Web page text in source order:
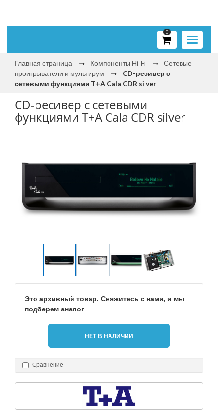
Toggle
0
Главная страница Компоненты Hi‑Fi
Сетевые
проигрыватели и мультирум
CD-ресивер с
сетевыми функциями T+A Cala CDR silver
CD-ресивер с сетевыми
функциями T+A Cala CDR silver
Это архивный товар. Свяжитесь с нами, и мы
подберем аналог
НЕТ В НАЛИЧИИ
Сравнение